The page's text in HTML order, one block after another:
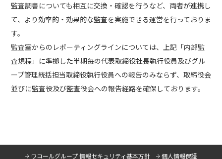
監査調書についても相互に交換・確認を行うなど、両者が連携し
て、より効率的・効果的な監査を実施できる運営を行っておりま
す。
監査室からのレポーティングラインについては、上記「内部監
査規程」に準拠した半期毎の代表取締役社長執行役員及びグル
ープ管理統括担当取締役執行役員への報告のみならず、取締役会
並びに監査役及び監査役会への報告経路を確保しております。
ワコールグループ 情報セキュリティ基本方針 個人情報保護